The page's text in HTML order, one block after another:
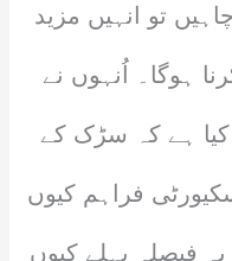
تو انہیں مزید
ہوگا۔ اُنہوں نے
ہے کہ سڑک کے
فراہم کیوں
فیصلہ پہلے کیوں